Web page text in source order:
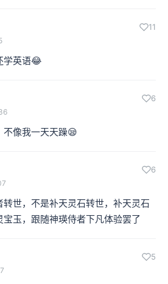
11
学英语😂
6
不像我一天天躁😪
6
转世，不是补天灵石转世，补天灵石
宝玉，跟随神瑛侍者下凡体验罢了
5